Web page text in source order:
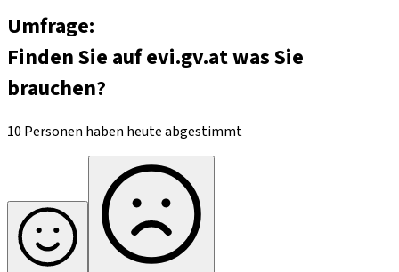
Umfrage:
Finden Sie auf evi.gv.at was Sie
brauchen?
10 Personen haben heute abgestimmt